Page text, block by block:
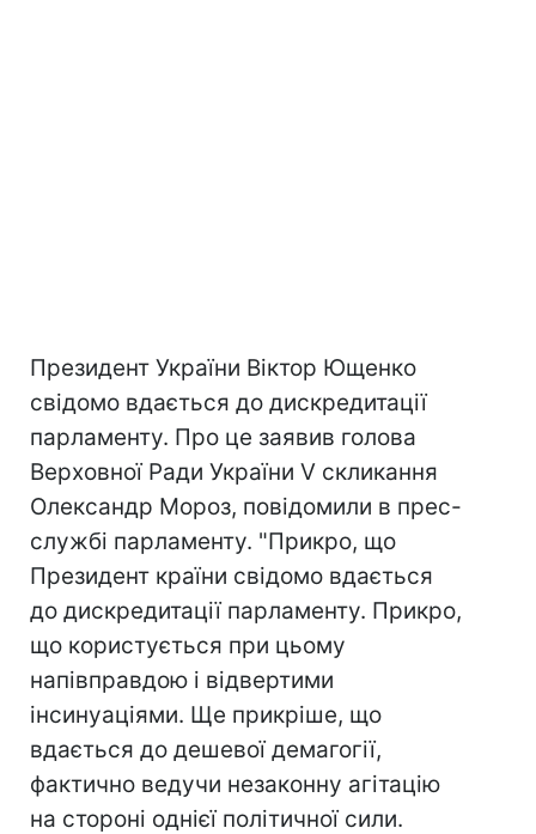
Президент України Віктор Ющенко
свідомо вдається до дискредитації
парламенту. Про це заявив голова
Верховної Ради України V скликання
Олександр Мороз, повідомили в прес-
службі парламенту. "Прикро, що
Президент країни свідомо вдається
до дискредитації парламенту. Прикро,
що користується при цьому
напівправдою і відвертими
інсинуаціями. Ще прикріше, що
вдається до дешевої демагогії,
фактично ведучи незаконну агітацію
на стороні однієї політичної сили.